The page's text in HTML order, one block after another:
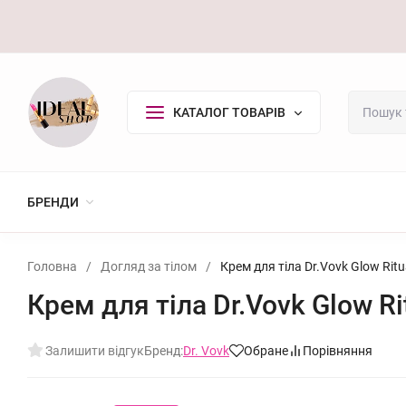
КАТАЛОГ ТОВАРІВ
БРЕНДИ
Головна / Догляд за тілом / Крем для тіла Dr.Vovk Glow
Крем для тіла Dr.Vovk Glow
Залишити відгукБренд:Dr. Vovk Обране Порівняння